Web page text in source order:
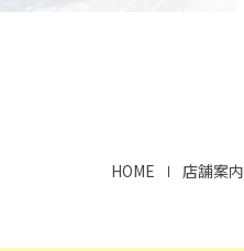
HOME 店舗案内